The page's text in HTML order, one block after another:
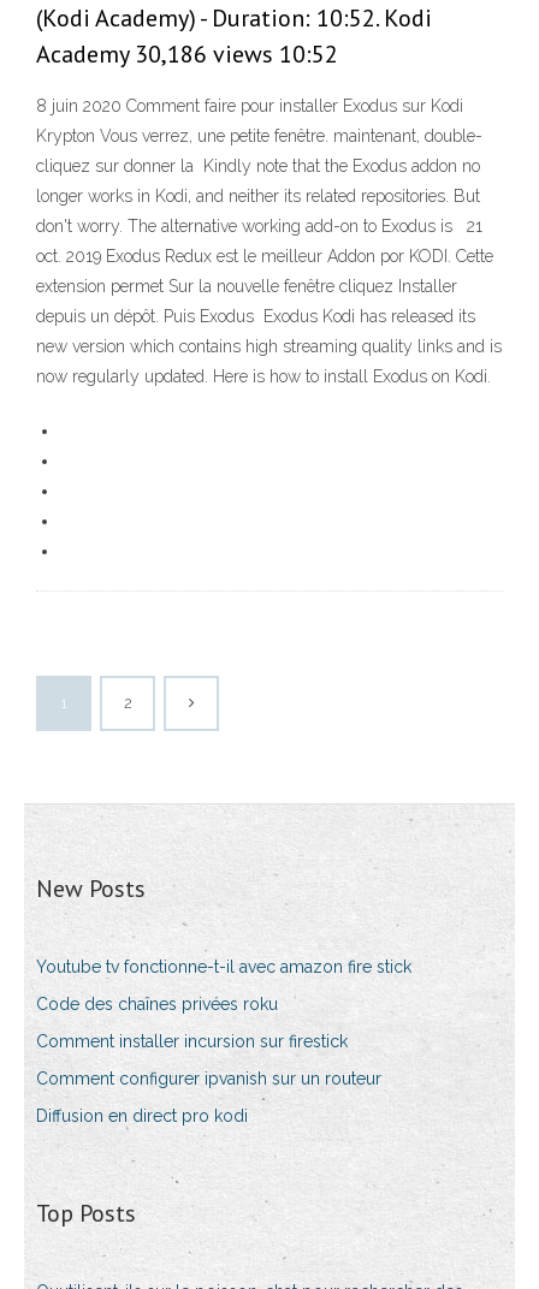
(Kodi Academy) - Duration: 10:52. Kodi
Academy 30,186 views 10:52
8 juin 2020 Comment faire pour installer Exodus sur Kodi
Krypton Vous verrez, une petite fenêtre. maintenant, double-
cliquez sur donner la Kindly note that the Exodus addon no
longer works in Kodi, and neither its related repositories. But
don't worry. The alternative working add-on to Exodus is 21
oct. 2019 Exodus Redux est le meilleur Addon por KODI. Cette
extension permet Sur la nouvelle fenêtre cliquez Installer
depuis un dépôt. Puis Exodus Exodus Kodi has released its
new version which contains high streaming quality links and is
now regularly updated. Here is how to install Exodus on Kodi.
1 2
New Posts
Youtube tv fonctionne-t-il avec amazon fire stick
Code des chaînes privées roku
Comment installer incursion sur firestick
Comment configurer ipvanish sur un routeur
Diffusion en direct pro kodi
Top Posts